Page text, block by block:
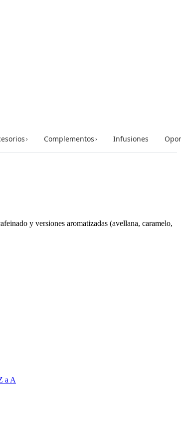
› Complementos› Infusiones
y versiones aromatizadas (avellana, caramelo,
a A